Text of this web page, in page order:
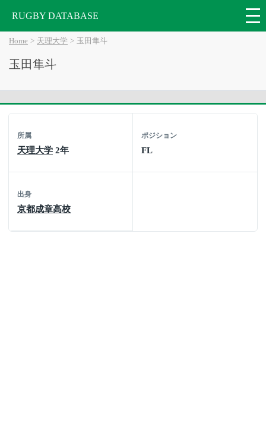
RUGBY DATABASE
Home 天理大学 玉田隼斗
玉田隼斗
所属
天理大学 2年
ポジション
FL
出身
京都成章高校